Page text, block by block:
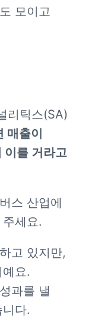
모이고
리틱스(SA)
매출이
를 거라고
스 산업에
세요.
고 있지만,
요.
과를 낼
다.